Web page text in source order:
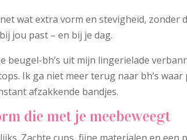
wat extra vorm en stevigheid, zonder
jou past – en bij je dag.
beugel-bh’s uit mijn lingerielade
Ik ga niet meer terug naar bh’s
afzakkende bandjes.
die met je meebeweegt